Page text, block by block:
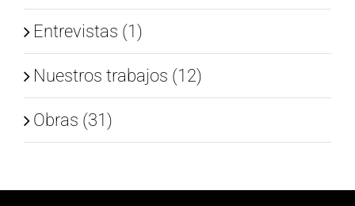
Entrevistas (1)
Nuestros trabajos (12)
Obras (31)